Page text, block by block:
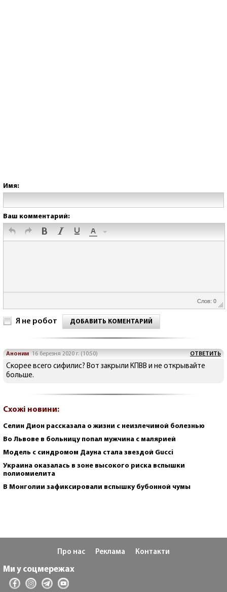
Имя:
Ваш комментарий:
Слов: 0
Я не робот ДОБАВИТЬ КОМЕНТАРИЙ
Аноним 16 березня 2020 г. (10:50) ОТВЕТИТЬ
Скорее всего сифилис? Вот закрыли КПВВ и не открывайте
больше.
Схожі новини:
Селин Дион рассказала о жизни с неизлечимой болезнью
Во Львове в больницу попал мужчина с малярией
Модель с синдромом Дауна стала звездой Gucci
Украина оказалась в зоне высокого риска вспышки
полиомиелита
В Монголии зафиксировали вспышку бубонной чумы
Про нас Реклама Контакти
Ми у соцмережах